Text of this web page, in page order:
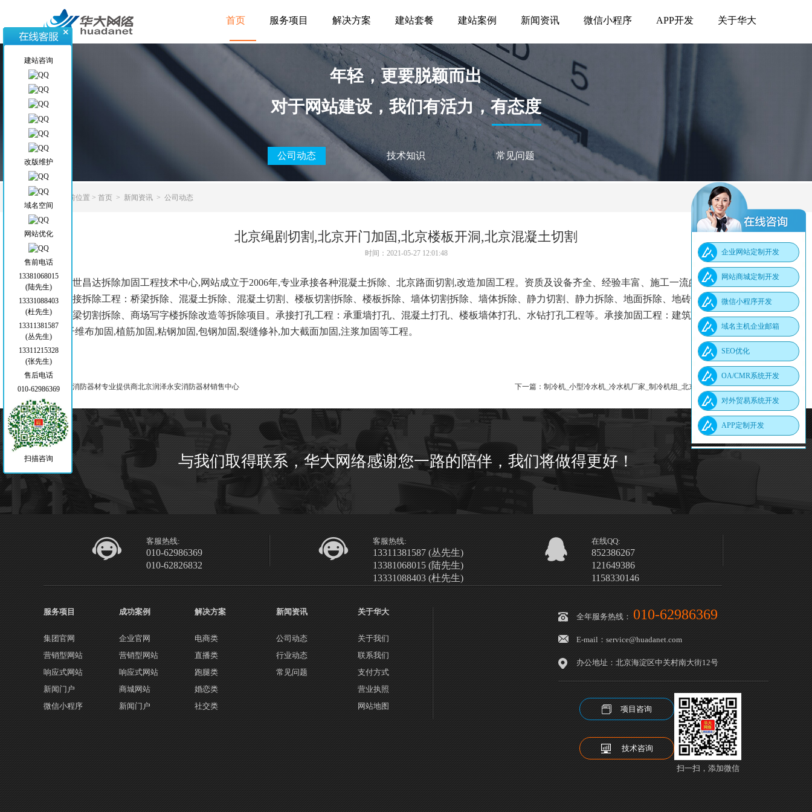
首页 服务项目 解决方案 建站套餐 建站案例 新闻资讯 微信小程序 APP开发 关于华大
年轻，更要脱颖而出
对于网站建设，我们有活力，有态度
公司动态 技术知识 常见问题
当前位置 > 首页 > 新闻资讯 > 公司动态
北京绳剧切割,北京开门加固,北京楼板开洞,北京混凝土切割
时间：2021-05-27 12:01:48
北京盛世昌达拆除加固工程技术中心,网站成立于2006年,专业承接各种混凝土拆除、北京路面切割,改造加固工程。资质及设备齐全、经验丰富、施工一流的拆除改造加固中
心。承接拆除工程： 桥梁拆除、混凝土拆除、混凝土切割、楼板切割拆除、楼板拆除、墙体切割拆除、墙体拆除、静力切割、静力拆除、地面拆除、地砖墙砖拆除、地面开
槽、桥梁切割拆除、商场写字楼拆除改造等拆除项目。承接打孔工程：承重墙打孔、混凝土打孔、楼板墙体打孔、水钻打孔工程等。承接加固工程：建筑结构加固,桥梁加
固,碳纤维布加固,植筋加固,粘钢加固,包钢加固,裂缝修补,加大截面加固,注浆加固等工程。
上一篇： 消防器材专业提供商北京润泽永安消防器材销售中心 下一篇： 制冷机_小型冷水机_冷水机厂家_制冷机组_北京宏晟博源科技有限公司
与我们取得联系，华大网络感谢您一路的陪伴，我们将做得更好！
客服热线:
010-62986369
010-62826832
客服热线:
13311381587 (丛先生)
13381068015 (陆先生)
13331088403 (杜先生)
在线QQ:
852386267
121649386
1158330146
服务项目
集团官网
营销型网站
响应式网站
新闻门户
微信小程序
成功案例
企业官网
营销型网站
响应式网站
商城网站
新闻门户
解决方案
电商类
直播类
跑腿类
婚恋类
社交类
新闻资讯
公司动态
行业动态
常见问题
关于华大
关于我们
联系我们
支付方式
营业执照
网站地图
全年服务热线： 010-62986369
E-mail：service@huadanet.com
办公地址：北京海淀区中关村南大街12号
项目咨询
技术咨询
扫一扫，添加微信
建站咨询
改版维护
域名空间
网站优化
售前电话
13381068015
(陆先生)
13331088403
(杜先生)
13311381587
(丛先生)
13311215328
(张先生)
售后电话
010-62986369
扫描咨询
企业网站定制开发
网站商城定制开发
微信小程序开发
域名主机企业邮箱
SEO优化
OA/CMR系统开发
对外贸易系统开发
APP定制开发